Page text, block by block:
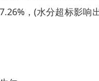
，(水分超标影响